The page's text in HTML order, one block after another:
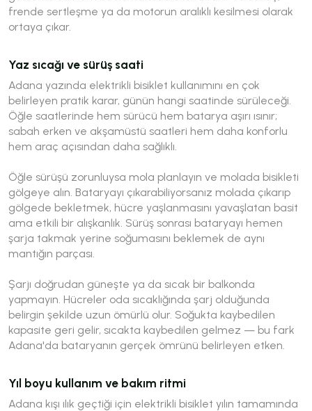
frende sertleşme ya da motorun aralıklı kesilmesi olarak
ortaya çıkar.
Yaz sıcağı ve sürüş saati
Adana yazında elektrikli bisiklet kullanımını en çok
belirleyen pratik karar, günün hangi saatinde sürüleceği.
Öğle saatlerinde hem sürücü hem batarya aşırı ısınır;
sabah erken ve akşamüstü saatleri hem daha konforlu
hem araç açısından daha sağlıklı.
Öğle sürüşü zorunluysa mola planlayın ve molada bisikleti
gölgeye alın. Bataryayı çıkarabiliyorsanız molada çıkarıp
gölgede bekletmek, hücre yaşlanmasını yavaşlatan basit
ama etkili bir alışkanlık. Sürüş sonrası bataryayı hemen
şarja takmak yerine soğumasını beklemek de aynı
mantığın parçası.
Şarjı doğrudan güneşte ya da sıcak bir balkonda
yapmayın. Hücreler oda sıcaklığında şarj olduğunda
belirgin şekilde uzun ömürlü olur. Soğukta kaybedilen
kapasite geri gelir, sıcakta kaybedilen gelmez — bu fark
Adana'da bataryanın gerçek ömrünü belirleyen etken.
Yıl boyu kullanım ve bakım ritmi
Adana kışı ılık geçtiği için elektrikli bisiklet yılın tamamında